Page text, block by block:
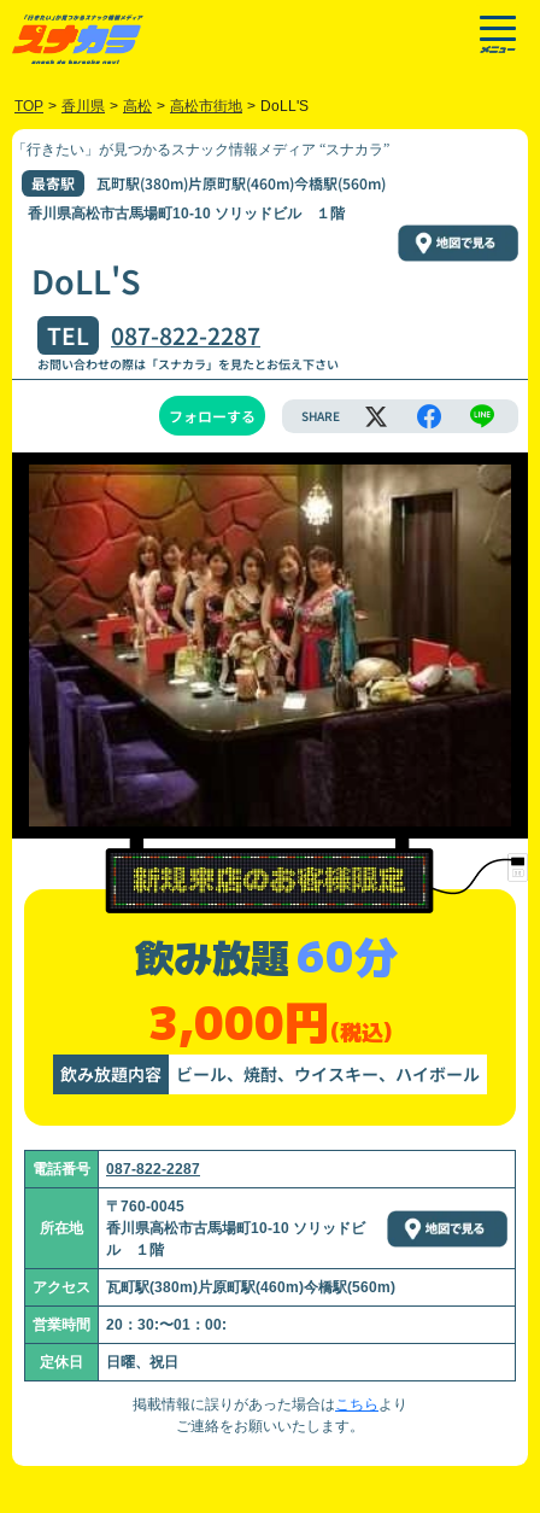
TOP > 香川県 > 高松 > 高松市街地 > DoLL'S
「行きたい」が見つかるスナック情報メディア “スナカラ”
最寄駅 瓦町駅(380m)片原町駅(460m)今橋駅(560m)
香川県高松市古馬場町10-10 ソリッドビル １階
DoLL'S
TEL 087-822-2287
お問い合わせの際は「スナカラ」を見たとお伝え下さい
フォローする SHARE
飲み放題60分
3,000円(税込)
飲み放題内容 ビール、焼酎、ウイスキー、ハイボール
電話番号 087-822-2287
所在地
〒760-0045
香川県高松市古馬場町10-10 ソリッドビ
ル １階
アクセス 瓦町駅(380m)片原町駅(460m)今橋駅(560m)
営業時間 20：30:〜01：00:
定休日 日曜、祝日
掲載情報に誤りがあった場合はこちら より
ご連絡をお願いいたします。